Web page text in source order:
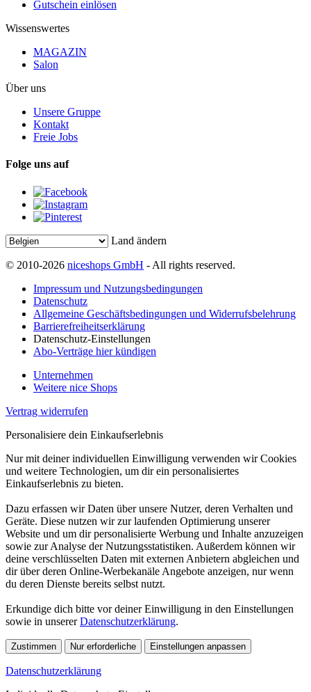
Gutschein einlösen
Wissenswertes
MAGAZIN
Salon
Über uns
Unsere Gruppe
Kontakt
Freie Jobs
Folge uns auf
Land ändern
© 2010-2026 niceshops GmbH - All rights reserved.
Impressum und Nutzungsbedingungen
Datenschutz
Allgemeine Geschäftsbedingungen und Widerrufsbelehrung
Barrierefreiheitserklärung
Datenschutz-Einstellungen
Abo-Verträge hier kündigen
Unternehmen
Weitere nice Shops
Vertrag widerrufen
Personalisiere dein Einkaufserlebnis
Nur mit deiner individuellen Einwilligung verwenden wir Cookies
und weitere Technologien, um dir ein personalisiertes
Einkaufserlebnis zu bieten.
Dazu erfassen wir Daten über unsere Nutzer, deren Verhalten und
Geräte. Diese nutzen wir zur laufenden Optimierung unserer
Website und um dir personalisierte Werbung und Inhalte anzuzeigen
sowie zur Analyse der Nutzungsstatistiken. Außerdem können wir
deine verschlüsselten Daten mit externen Anbietern abgleichen und
dir über deren Online-Werbekanäle Angebote anzeigen, nur wenn
du deren Dienste bereits selbst nutzt.
Erkundige dich bitte vor deiner Einwilligung in den Einstellungen
sowie in unsererDatenschutzerklärung.
Zustimmen Nur erforderliche Einstellungen anpassen
Datenschutzerklärung